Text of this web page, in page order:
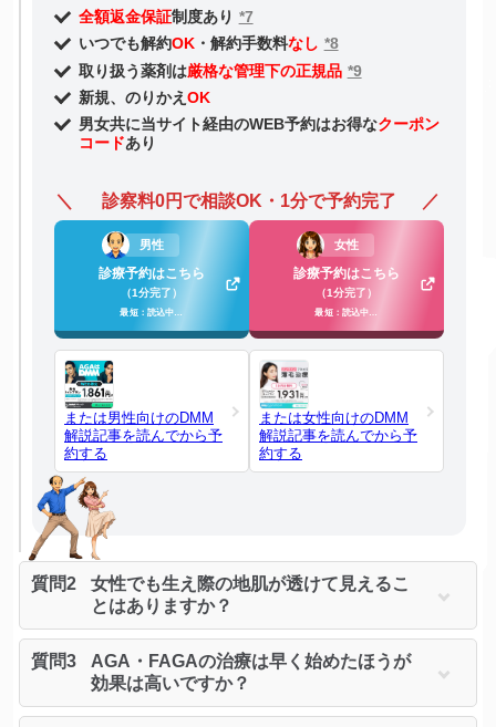
全額返金保証制度あり *7
いつでも解約OK・解約手数料なし *8
取り扱う薬剤は厳格な管理下の正規品 *9
新規、のりかえ OK
男女共に当サイト経由のWEB予約はお得なクーポン
コードあり
診察料0円で相談OK・1分で予約完了
男性
診療予約はこちら
（1分完了）
最短：読込中…
または男性向けのDMM
解説記事を読んでから予
約する
女性
診療予約はこちら
（1分完了）
最短：読込中…
または女性向けのDMM
解説記事を読んでから予
約する
質問2
女性でも生え際の地肌が透けて見えるこ
とはありますか？
質問3
AGA・FAGAの治療は早く始めたほうが
効果は高いですか？